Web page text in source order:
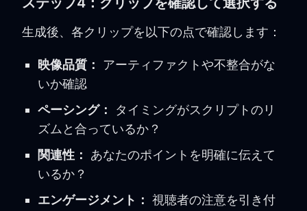
生成後、各クリップを以下の点で確認します：
映像品質：
アーティファクトや不整合がな
いか確認
ペーシング：
タイミングがスクリプトのリ
ズムと合っているか？
関連性：
あなたのポイントを明確に伝えて
いるか？
エンゲージメント： 視聴者の注意を引き付